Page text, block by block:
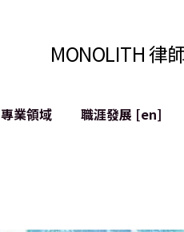
MONOLITH 律
專業領域
職涯發展 [en]